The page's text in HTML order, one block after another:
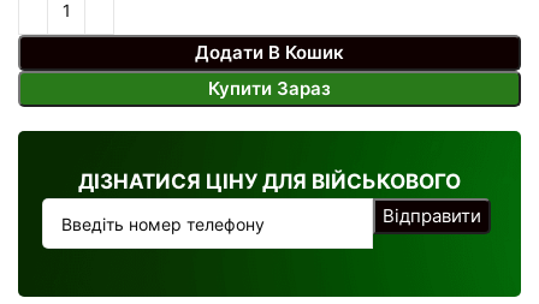
Додати В Кошик
Купити Зараз
ДІЗНАТИСЯ ЦІНУ ДЛЯ ВІЙСЬКОВОГО